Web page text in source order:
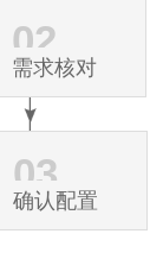
02
需求核对
03
确认配置